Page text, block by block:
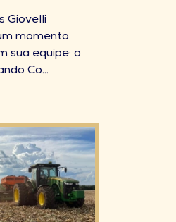
Giovelli
momento
sua equipe: o
Co...